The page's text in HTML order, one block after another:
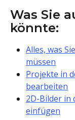
Was Sie
könnte:
Alles, was
müssen
Projekte in
bearbeiten
2D-Bilder in
einfügen